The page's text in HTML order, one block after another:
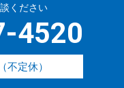
ください
4520
定休）